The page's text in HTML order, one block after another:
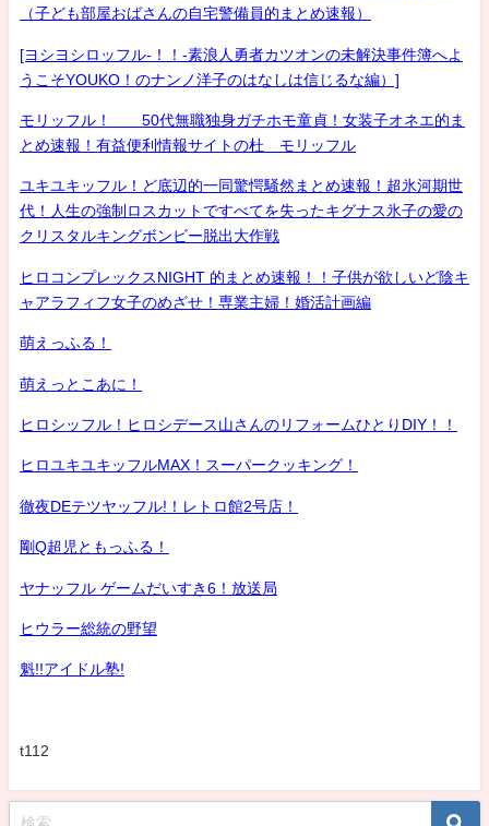
（子ども部屋おばさんの自宅警備員的まとめ速報）
[ヨシヨシロッフル-！！-素浪人勇者カツオンの未解決事件簿へよ
うこそYOUKO！のナンノ洋子のはなしは信じるな編）]
モリッフル！ 50代無職独身ガチホモ童貞！女装子オネエ的ま
とめ速報！有益便利情報サイトの杜 モリッフル
ユキユキッフル！ど底辺的一同驚愕騒然まとめ速報！超氷河期世
代！人生の強制ロスカットですべてを失ったキグナス氷子の愛の
クリスタルキングボンビー脱出大作戦
ヒロコンプレックスNIGHT 的まとめ速報！！子供が欲しいど陰キ
ャアラフィフ女子のめざせ！専業主婦！婚活計画編
萌えっふる！
萌えっとこあに！
ヒロシッフル！ヒロシデース山さんのリフォームひとりDIY！！
ヒロユキユキッフルMAX！スーパークッキング！
徹夜DEテツヤッフル!！レトロ館2号店！
剛Q超児ともっふる！
ヤナッフル ゲームだいすき6！放送局
ヒウラー総統の野望
魁!!アイドル塾!
t112